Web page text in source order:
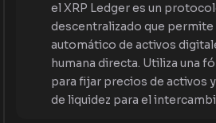
el XRP Ledger es un
descentralizado que permite
automático de activos
humana directa. Utiliza una
para fijar precios de activos
de liquidez para el